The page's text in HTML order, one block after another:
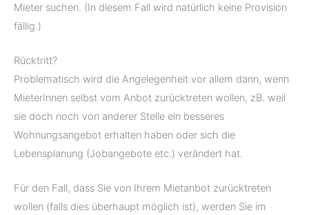
Mieter suchen. (In diesem Fall wird natürlich keine Provision
fällig.)
Rücktritt?
Problematisch wird die Angelegenheit vor allem dann, wenn
MieterInnen selbst vom Anbot zurücktreten wollen, zB. weil
sie doch noch von anderer Stelle ein besseres
Wohnungsangebot erhalten haben oder sich die
Lebensplanung (Jobangebote etc.) verändert hat.
Für den Fall, dass Sie von Ihrem Mietanbot zurücktreten
wollen (falls dies überhaupt möglich ist), werden Sie im